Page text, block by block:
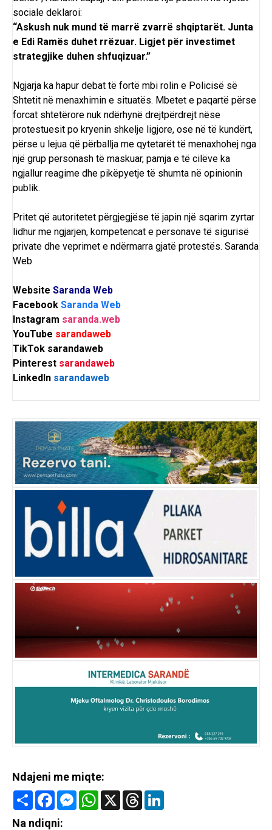
sociale deklaroi:
“Askush nuk mund të marrë zvarrë shqiptarët. Junta
e Edi Ramës duhet rrëzuar. Ligjet për investimet
strategjike duhen shfuqizuar.”
Ngjarja ka hapur debat të fortë mbi rolin e Policisë së
Shtetit në menaxhimin e situatës. Mbetet e paqartë përse
forcat shtetërore nuk ndërhynë drejtpërdrejt nëse
protestuesit po kryenin shkelje ligjore, ose në të kundërt,
përse u lejua që përballja me qytetarët të menaxhohej nga
një grup personash të maskuar, pamja e të cilëve ka
ngjallur reagime dhe pikëpyetje të shumta në opinionin
publik.
Pritet që autoritetet përgjegjëse të japin një sqarim zyrtar
lidhur me ngjarjen, kompetencat e personave të sigurisë
private dhe veprimet e ndërmarra gjatë protestës. Saranda
Web
Website Saranda Web
Facebook Saranda Web
Instagram saranda.web
YouTube sarandaweb
TikTok sarandaweb
Pinterest sarandaweb
LinkedIn sarandaweb
Ndajeni me miqte:
Share FacebookMessenger
WhatsApp
X Threads
Na ndiqni: